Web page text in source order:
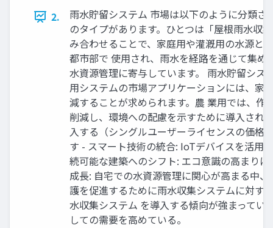
2.
雨水貯留システム 市場は以下のように分類
のタイプがあります。ひとつは「屋根雨水収
み合わせることで、家庭用や灌漑用の水源と
都市部で 使用され、雨水を経路を通じて集
水資源管理に寄与しています。 雨水貯留シ
用システムの市場アプリケーションには、家
減することが求められます。農 業用では、
削減し、環境への配慮を示すために導入され
入する（シングルユーザーライセンスの価
す - スマート技術の統合: IoTデバイスを活用
続可能な建築へのシフト: エコ意識の高まり
成長: 自宅での水資源管理に関心が高まる中
護を促進するために雨水収集システムに対す
水収集システム を導入する傾向が強まって
しての需要を高めている。